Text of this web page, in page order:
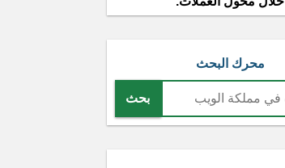
محرك البحث
بحث